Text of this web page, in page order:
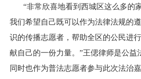
“非常欣喜地看到西城区这么多的
我们希望自己既可以作为法律法规的
识的传播志愿者，帮助全区的公民进
献自己的一份力量。”王偲律师是公益
同时也作为普法志愿者参与此次法治